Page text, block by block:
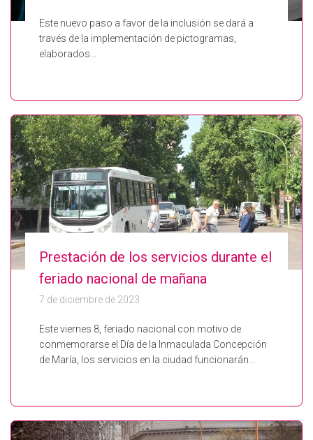
Este nuevo paso a favor de la inclusión se dará a
través de la implementación de pictogramas,
elaborados…
Prestación de los servicios durante el
feriado nacional de mañana
7 de diciembre de 2023
Este viernes 8, feriado nacional con motivo de
conmemorarse el Día de la Inmaculada Concepción
de María, los servicios en la ciudad funcionarán…